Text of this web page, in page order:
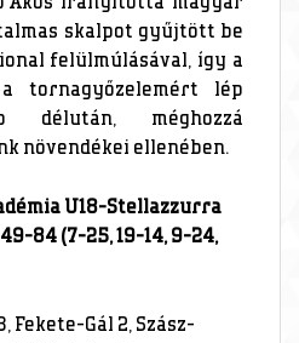
skalpot gyűjtött be
felülmúlásával, így a
tornagyőzelemért lép
délután, méghozzá
növendékei ellenében.
U18-Stellazzurra
84 (7-25, 19-14, 9-24,
Fekete-Gál 2, Szász-